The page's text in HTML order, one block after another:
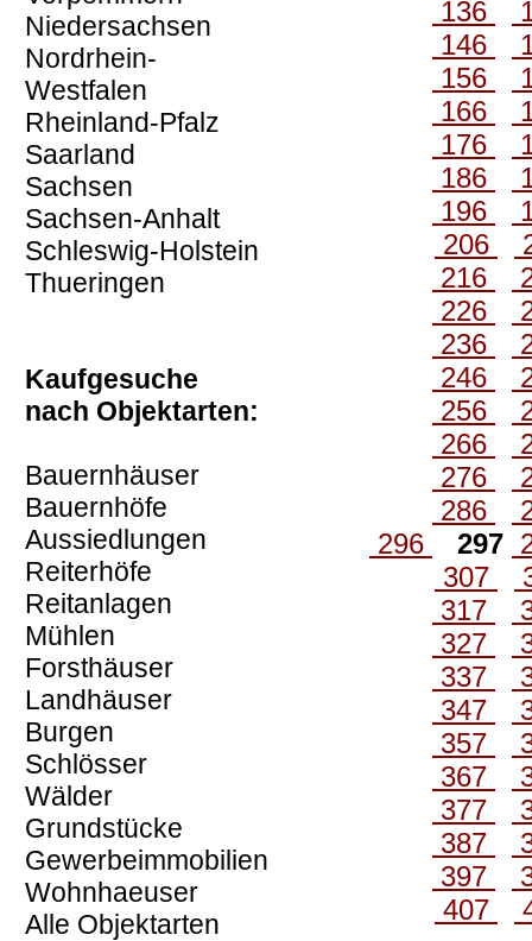
Niedersachsen
Nordrhein-
Westfalen
Rheinland-Pfalz
Saarland
Sachsen
Sachsen-Anhalt
Schleswig-Holstein
Thueringen
Kaufgesuche
nach Objektarten:
Bauernhäuser
Bauernhöfe
Aussiedlungen
Reiterhöfe
Reitanlagen
Mühlen
Forsthäuser
Landhäuser
Burgen
Schlösser
Wälder
Grundstücke
Gewerbeimmobilien
Wohnhaeuser
Alle Objektarten
136
146
156
166
176
186
196
206
216
226
236
246
256
266
276
286
296
297
307
317
327
337
347
357
367
377
387
397
407